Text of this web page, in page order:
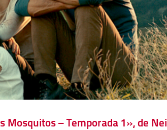
Mosquitos – Temporada 1», de Neil